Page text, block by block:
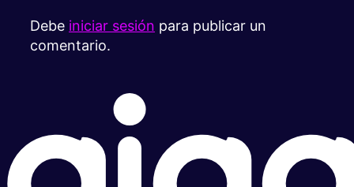
Debe iniciar sesión para publicar un
comentario.